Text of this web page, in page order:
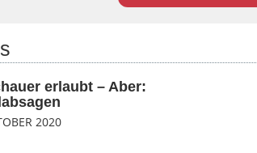
erlaubt – Aber:
2020